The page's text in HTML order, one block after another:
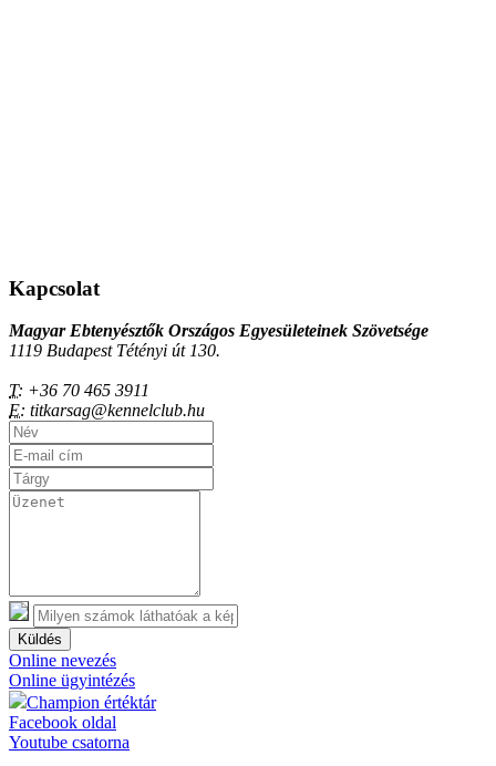
Kapcsolat
Magyar Ebtenyésztők Országos Egyesületeinek Szövetsége
1119 Budapest Tétényi út 130.
T: +36 70 465 3911
E: titkarsag@kennelclub.hu
Küldés
Online nevezés
Online ügyintézés
Champion értéktár
Facebook oldal
Youtube csatorna